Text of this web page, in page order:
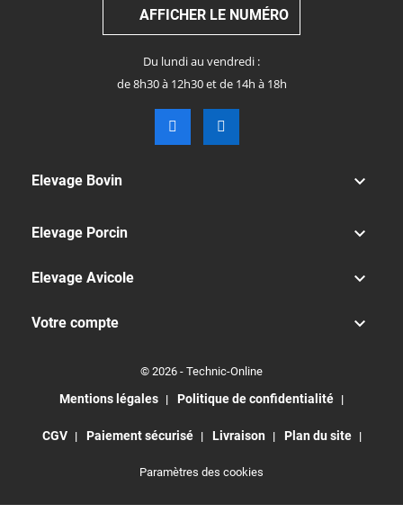
AFFICHER LE NUMÉRO
Du lundi au vendredi :
de 8h30 à 12h30 et de 14h à 18h
Elevage Bovin 
Elevage Porcin 
Elevage Avicole 
Votre compte 
© 2026 - Technic-Online
Mentions légales Politique de confidentialité
CGV Paiement sécurisé Livraison Plan du site
Paramètres des cookies